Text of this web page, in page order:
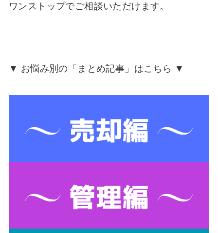
ワンストップでご相談いただけます。
▼ お悩み別の「まとめ記事」はこちら ▼